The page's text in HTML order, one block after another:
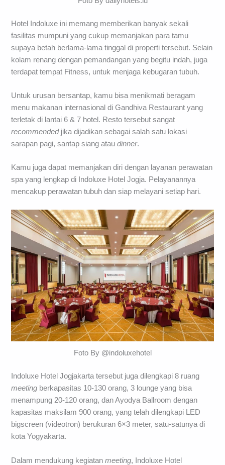
Hotel Indoluxe ini memang memberikan banyak sekali
fasilitas mumpuni yang cukup memanjakan para tamu
supaya betah berlama-lama tinggal di properti tersebut. Selain
kolam renang dengan pemandangan yang begitu indah, juga
terdapat tempat Fitness, untuk menjaga kebugaran tubuh.
Untuk urusan bersantap, kamu bisa menikmati beragam
menu makanan internasional di Gandhiva Restaurant yang
terletak di lantai 6 & 7 hotel. Resto tersebut sangat
recommendedjika dijadikan sebagai salah satu lokasi
sarapan pagi, santap siang ataudinner.
Kamu juga dapat memanjakan diri dengan layanan perawatan
spa yang lengkap di Indoluxe Hotel Jogja. Pelayanannya
mencakup perawatan tubuh dan siap melayani setiap hari.
Foto By @indoluxehotel
Indoluxe Hotel Jogjakarta tersebut juga dilengkapi 8 ruang
meeting berkapasitas 10-130 orang, 3 lounge yang bisa
menampung 20-120 orang, dan Ayodya Ballroom dengan
kapasitas maksilam 900 orang, yang telah dilengkapi LED
bigscreen (videotron) berukuran 6×3 meter, satu-satunya di
kota Yogyakarta.
Dalam mendukung kegiatanmeeting, Indoluxe Hotel